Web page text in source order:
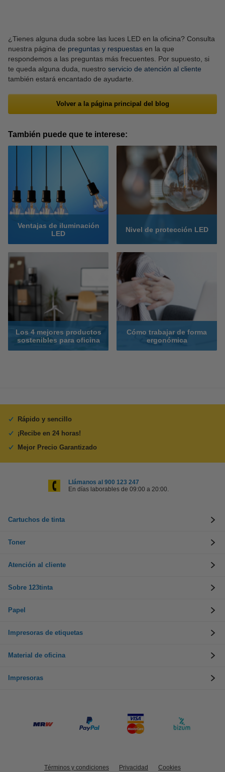
¿Tienes alguna duda sobre las luces LED en la oficina? Consulta
nuestra página de preguntas y respuestas en la que
respondemos a las preguntas más frecuentes. Por supuesto, si
te queda alguna duda, nuestro servicio de atención al cliente
también estará encantado de ayudarte.
Volver a la página principal del blog
También puede que te interese:
Ventajas de iluminación
LED
Nivel de protección LED
Los 4 mejores productos
sostenibles para oficina
Cómo trabajar de forma
ergonómica
Rápido y sencillo
¡Recibe en 24 horas!
Mejor Precio Garantizado
Llámanos al 900 123 247
En días laborables de 09:00 a 20:00.
Cartuchos de tinta
Toner
Atención al cliente
Sobre 123tinta
Papel
Impresoras de etiquetas
Material de oficina
Impresoras
Términos y condiciones Privacidad Cookies